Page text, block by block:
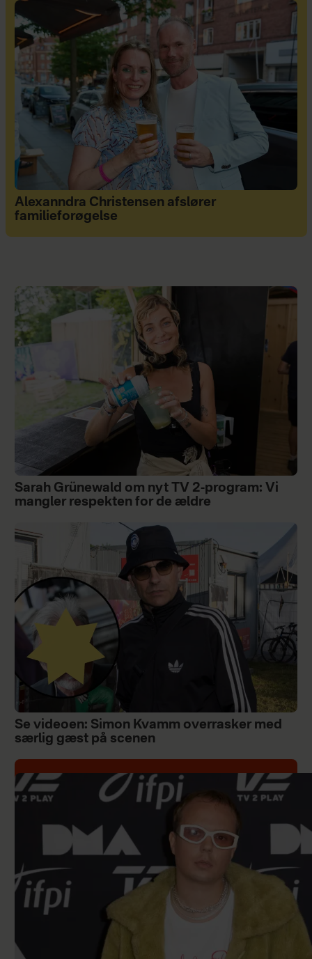
Alexanndra Christensen afslører
familieforøgelse
Sarah Grünewald om nyt TV 2-program: Vi
mangler respekten for de ældre
Se videoen: Simon Kvamm overrasker med
særlig gæst på scenen